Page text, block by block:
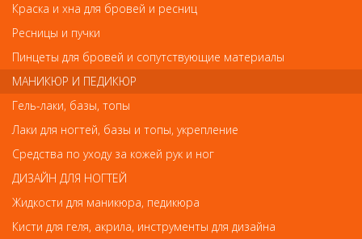
Ваш отзыв станет первым
Напишите свой отзыв
Комментарий
Имя
Код
Краска и хна для бровей и ресниц
Ресницы и пучки
Пинцеты для бровей и сопутствующие материалы
МАНИКЮР И ПЕДИКЮР
Гель-лаки, базы, топы
Лаки для ногтей, базы и топы, укрепление
Средства по уходу за кожей рук и ног
ДИЗАЙН ДЛЯ НОГТЕЙ
Жидкости для маникюра, педикюра
Кисти для геля, акрила, инструменты для дизайна